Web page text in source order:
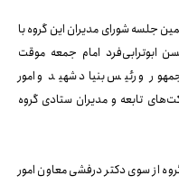
جلسه شورای مدیران این گروه با
ابوترابی‌فرد امام جمعه موقت
و رئیس بنیاد شهید و امور
تابعه و مدیران ستادی گروه
از سوی دکتر درفشی معاون امور